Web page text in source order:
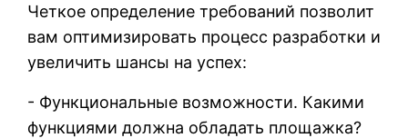
Четкое определение требований позволит
вам оптимизировать процесс разработки и
увеличить шансы на успех:
- Функциональные возможности. Какими
функциями должна обладать площажка?